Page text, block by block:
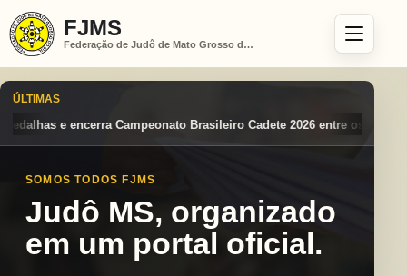
FJMS
Federação de Judô de Mato Grosso do Sul
ÚLTIMAS
Cadete 2026 entre os destaques nacionais Mato Grosso
SOMOS TODOS FJMS
Judô MS, organizado
em um portal oficial.